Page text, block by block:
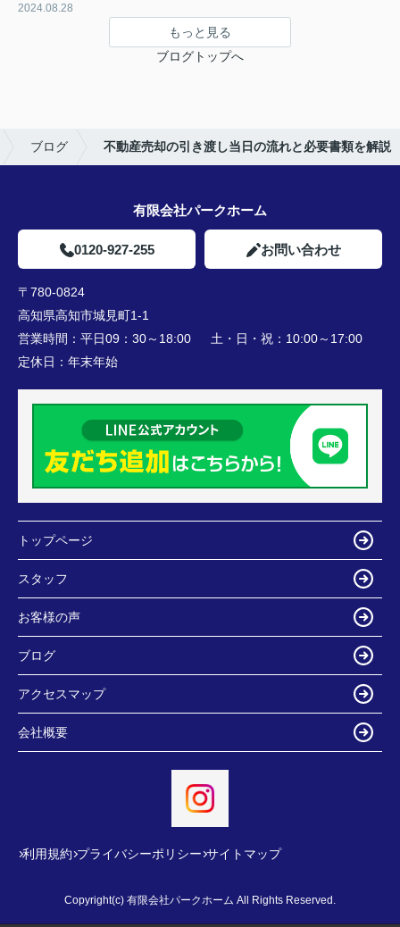
2024.08.28
もっと見る
ブログトップへ
ブログ 不動産売却の引き渡し当日の流れと必要書類を解説
有限会社パークホーム
0120-927-255 お問い合わせ
〒780-0824
高知県高知市城見町1-1
営業時間： 平日09：30～18:00 土・日・祝：10:00～17:00
定休日： 年末年始
トップページ
スタッフ
お客様の声
ブログ
アクセスマップ
会社概要
利用規約 プライバシーポリシー サイトマップ
Copyright(c) 有限会社パークホーム All Rights Reserved.